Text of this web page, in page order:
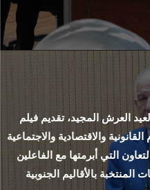
العرش المجيد، تقديم فيلم
والاقتصادية والاجتماعية
التي أبرمتها مع الفاعلين
بالأقاليم الجنوبية